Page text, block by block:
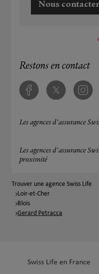
Nous contacter
Restons en contact
FacebookTwitter
Les agences d'assurance
Les agences d'assurance
proximité
Trouver une agence Swiss Life
Loir-et-Cher
Blois
Gerard Petracca
Swiss Life en France